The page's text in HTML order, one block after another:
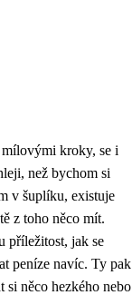
kroky, se i
než bychom si
v šuplíku, existuje
z toho něco mít.
příležitost, jak se
peníze navíc. Ty pak
si něco hezkého nebo